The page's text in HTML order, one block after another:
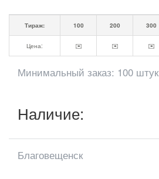
Тираж: 100 200 300
Цена: ✉️ ✉️ ✉️
Минимальный заказ: 100 штук
Наличие:
Благовещенск